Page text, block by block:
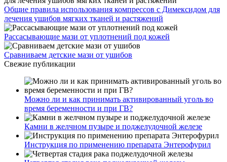
Общие правила использования компрессов с Димексидом для
лечения ушибов мягких тканей и растяжений
Рассасывающие мази от уплотнений под кожей
Сравниваем детские мази от ушибов
Свежие публикации
Можно ли и как принимать активированный уголь во
время беременности и при ГВ?
Камни в желчном пузыре и поджелудочной железе
Инструкция по применению препарата Энтерофурил